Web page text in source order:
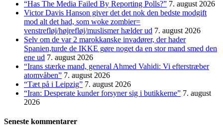
“Has The Media Failed By Reporting Polls?” 7. august 2026
Victor Davis Hanson giver det det nok den bedste modgift
mod alt det had, som woke zombier=
venstrefløj/højrefløj/muslismer hælder ud 7. august 2026
Selv om de var 2 marokkanske invadører, der hader
Spanien,turde de IKKE gøre noget da en stor mand smed den
ene ud 7. august 2026
“Irans stærke mand, general Ahmed Vahidi: Vi efterstræber
atomvåben” 7. august 2026
“Tæt på i Leipzig” 7. august 2026
“Iran: Desperate kunder forsyner sig i butikkerne” 7. august
2026
Seneste kommentarer